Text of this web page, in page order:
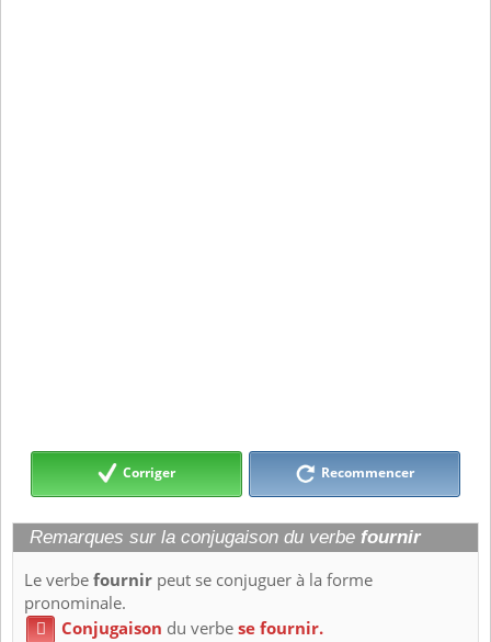
Corriger Recommencer
Remarques sur la conjugaison du verbe fournir
Le verbefournir peut se conjuguer à la forme
pronominale.
 Conjugaison du verbese fournir.